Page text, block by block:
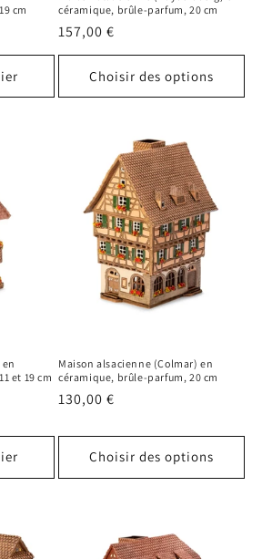
cm
céramique, brûle-parfum, 20 cm
Prix
habituel
157,00 €
Choisir des options
et 19 cm
Maison alsacienne (Colmar) en
céramique, brûle-parfum, 20 cm
Prix
130,00 €
Choisir des options